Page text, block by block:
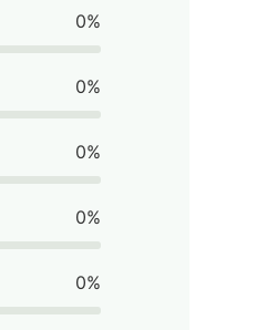
0%
0%
0%
0%
0%